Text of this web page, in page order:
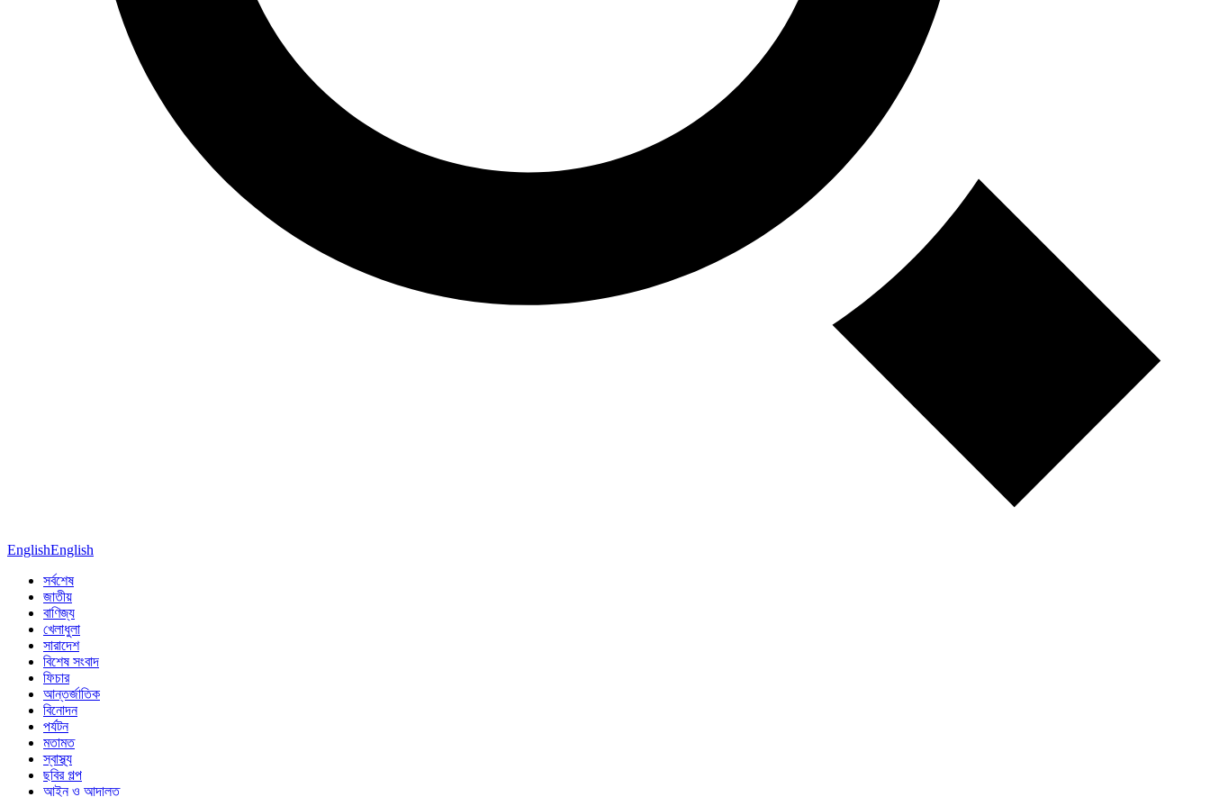
EnglishEnglish
সর্বশেষ
জাতীয়
বাণিজ্য
খেলাধুলা
সারাদেশ
বিশেষ সংবাদ
ফিচার
আন্তর্জাতিক
বিনোদন
পর্যটন
মতামত
স্বাস্থ্য
ছবির গল্প
আইন ও আদালত